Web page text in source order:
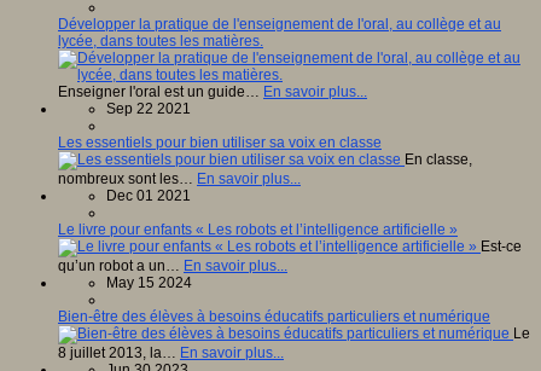
Développer la pratique de l'enseignement de l'oral, au collège et au
lycée, dans toutes les matières.
Enseigner l'oral est un guide… En savoir plus...
Sep 22 2021
Les essentiels pour bien utiliser sa voix en classe
En classe,
nombreux sont les… En savoir plus...
Dec 01 2021
Le livre pour enfants « Les robots et l’intelligence artificielle »
Est-ce
qu’un robot a un… En savoir plus...
May 15 2024
Bien-être des élèves à besoins éducatifs particuliers et numérique
Le
8 juillet 2013, la… En savoir plus...